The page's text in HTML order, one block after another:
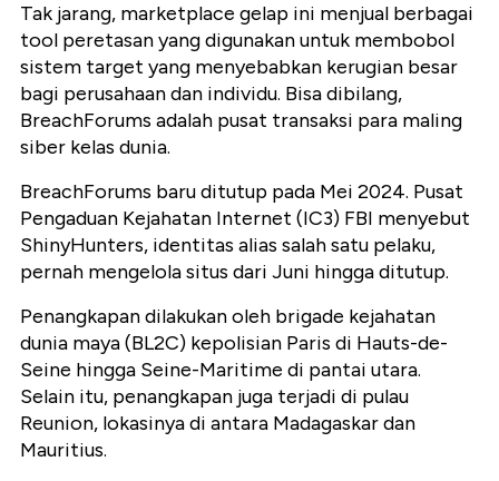
Tak jarang, marketplace gelap ini menjual berbagai
tool peretasan yang digunakan untuk membobol
sistem target yang menyebabkan kerugian besar
bagi perusahaan dan individu. Bisa dibilang,
BreachForums adalah pusat transaksi para maling
siber kelas dunia.
BreachForums baru ditutup pada Mei 2024. Pusat
Pengaduan Kejahatan Internet (IC3) FBI menyebut
ShinyHunters, identitas alias salah satu pelaku,
pernah mengelola situs dari Juni hingga ditutup.
Penangkapan dilakukan oleh brigade kejahatan
dunia maya (BL2C) kepolisian Paris di Hauts-de-
Seine hingga Seine-Maritime di pantai utara.
Selain itu, penangkapan juga terjadi di pulau
Reunion, lokasinya di antara Madagaskar dan
Mauritius.